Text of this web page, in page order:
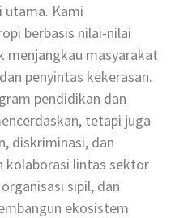
utama. Kami
berbasis nilai-nilai
menjangkau masyarakat
penyintas kekerasan.
pendidikan dan
tetapi juga
diskriminasi, dan
kolaborasi lintas sektor
sipil, dan
ekosistem